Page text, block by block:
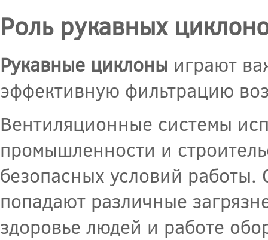
Роль рукавных
Рукавные циклоны играют
эффективную фильтрацию
Вентиляционные системы
промышленности и
безопасных условий работы.
попадают различные
здоровье людей и работе